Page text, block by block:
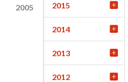
2005 2015
2014
2013
2012